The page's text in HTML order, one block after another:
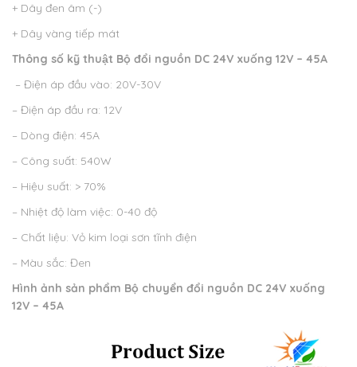
+ Dây đen âm (-)
+ Dây vàng tiếp mát
Thông số kỹ thuật Bộ đổi nguồn DC 24V xuống 12V – 45A
– Điện áp đầu vào: 20V-30V
– Điện áp đầu ra: 12V
– Dòng điện: 45A
– Công suất: 540W
– Hiệu suất: > 70%
– Nhiệt độ làm việc: 0-40 độ
– Chất liệu: Vỏ kim loại sơn tĩnh điện
– Màu sắc: Đen
Hình ảnh sản phẩm Bộ chuyển đổi nguồn DC 24V xuống
12V – 45A